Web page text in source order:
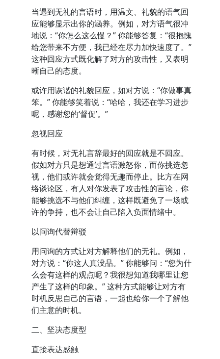
当遇到无礼的言语时，用温文、礼貌的语气回
应能够显示出你的涵养。例如，对方语气很冲
地说：“你怎么这么慢？” 你能够答复：“很抱愧
给您带来不方便，我已经在尽力加快速度了。”
这种回应方式既化解了对方的攻击性，又表明
晰自己的态度。
或许用诙谐的礼貌回应，如对方说：“你做事真
笨。” 你能够笑着说：“哈哈，我还在学习进步
呢，感谢您的‘督促’。”
忽视回应
有时候，对无礼言辞最好的回应就是不回应。
假如对方只是想通过言语激怒你，而你挑选忽
视，他们或许就会觉得无趣而停止。比方在网
络谈论区，有人对你发表了攻击性的言论，你
能够挑选不与他们纠缠，这样既避免了一场或
许的争持，也不会让自己陷入负面情绪中。
以问询代替辩驳
用问询的方式让对方解释他们的无礼。例如，
对方说：“你这人真没品。” 你能够问：“您为什
么会有这样的观点呢？我很想知道我哪里让您
产生了这样的印象。” 这种方式能够让对方有
时机反思自己的言语，一起也给你一个了解他
们主意的时机。
二、坚决态度型
直接表达感触